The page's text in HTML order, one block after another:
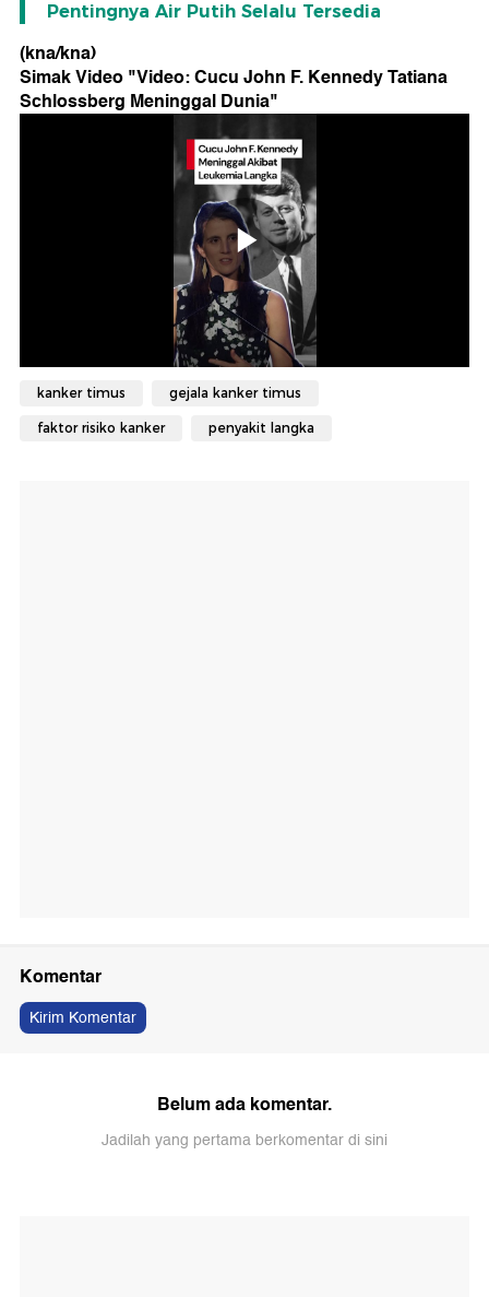
Pentingnya Air Putih Selalu Tersedia
(kna/kna)
Simak Video "Video: Cucu John F. Kennedy Tatiana
Schlossberg Meninggal Dunia"
kanker timus gejala kanker timus
faktor risiko kanker penyakit langka
Komentar
Kirim Komentar
Belum ada komentar.
Jadilah yang pertama berkomentar di sini